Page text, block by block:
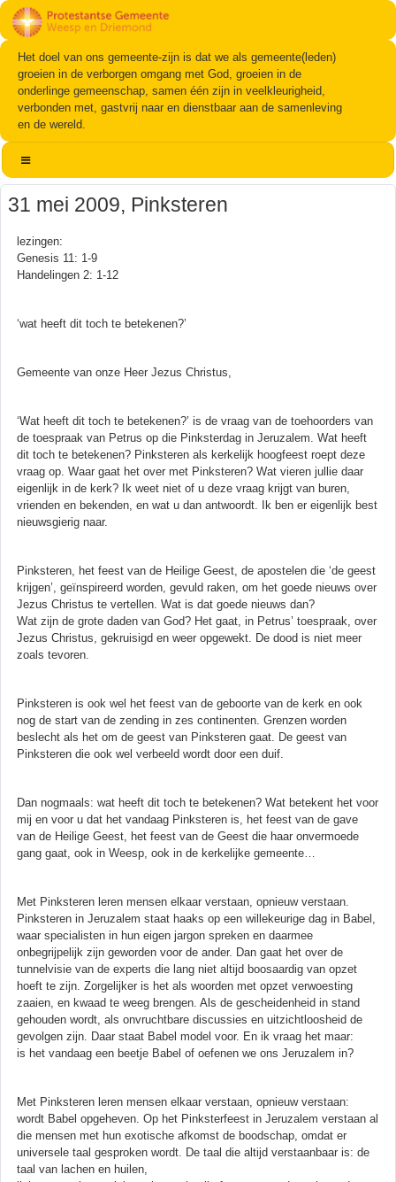
Het doel van ons gemeente-zijn is dat we als gemeente(leden)
groeien in de verborgen omgang met God, groeien in de
onderlinge gemeenschap, samen één zijn in veelkleurigheid,
verbonden met, gastvrij naar en dienstbaar aan de samenleving
en de wereld.
31 mei 2009, Pinksteren
lezingen:
Genesis 11: 1-9
Handelingen 2: 1-12
‘wat heeft dit toch te betekenen?’
Gemeente van onze Heer Jezus Christus,
‘Wat heeft dit toch te betekenen?’ is de vraag van de toehoorders van
de toespraak van Petrus op die Pinksterdag in Jeruzalem. Wat heeft
dit toch te betekenen? Pinksteren als kerkelijk hoogfeest roept deze
vraag op. Waar gaat het over met Pinksteren? Wat vieren jullie daar
eigenlijk in de kerk? Ik weet niet of u deze vraag krijgt van buren,
vrienden en bekenden, en wat u dan antwoordt. Ik ben er eigenlijk best
nieuwsgierig naar.
Pinksteren, het feest van de Heilige Geest, de apostelen die ‘de geest
krijgen’, geïnspireerd worden, gevuld raken, om het goede nieuws over
Jezus Christus te vertellen. Wat is dat goede nieuws dan?
Wat zijn de grote daden van God? Het gaat, in Petrus’ toespraak, over
Jezus Christus, gekruisigd en weer opgewekt. De dood is niet meer
zoals tevoren.
Pinksteren is ook wel het feest van de geboorte van de kerk en ook
nog de start van de zending in zes continenten. Grenzen worden
beslecht als het om de geest van Pinksteren gaat. De geest van
Pinksteren die ook wel verbeeld wordt door een duif.
Dan nogmaals: wat heeft dit toch te betekenen? Wat betekent het voor
mij en voor u dat het vandaag Pinksteren is, het feest van de gave
van de Heilige Geest, het feest van de Geest die haar onvermoede
gang gaat, ook in Weesp, ook in de kerkelijke gemeente…
Met Pinksteren leren mensen elkaar verstaan, opnieuw verstaan.
Pinksteren in Jeruzalem staat haaks op een willekeurige dag in Babel,
waar specialisten in hun eigen jargon spreken en daarmee
onbegrijpelijk zijn geworden voor de ander. Dan gaat het over de
tunnelvisie van de experts die lang niet altijd boosaardig van opzet
hoeft te zijn. Zorgelijker is het als woorden met opzet verwoesting
zaaien, en kwaad te weeg brengen. Als de gescheidenheid in stand
gehouden wordt, als onvruchtbare discussies en uitzichtloosheid de
gevolgen zijn. Daar staat Babel model voor. En ik vraag het maar:
is het vandaag een beetje Babel of oefenen we ons Jeruzalem in?
Met Pinksteren leren mensen elkaar verstaan, opnieuw verstaan:
wordt Babel opgeheven. Op het Pinksterfeest in Jeruzalem verstaan al
die mensen met hun exotische afkomst de boodschap, omdat er
universele taal gesproken wordt. De taal die altijd verstaanbaar is: de
taal van lachen en huilen,